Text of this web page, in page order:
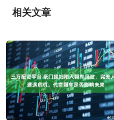
相关文章